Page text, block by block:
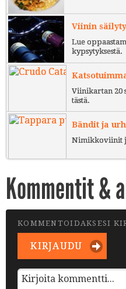
Viinin
Lue
kypsytyksestä.
Viinikartan 20
tästä.
Bändit ja
Nimikkoviinit
Kommentit &
KOMMENTOIDAKSESI
KIRJAUDU